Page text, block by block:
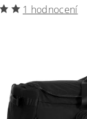
1 hodnocení